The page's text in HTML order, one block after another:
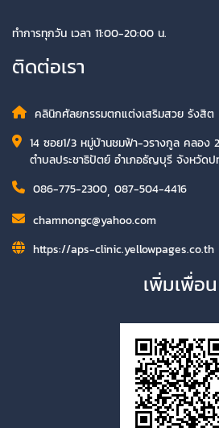
ทำการทุกวัน เวลา 11:00-20:00 น.
ติดต่อเรา
คลินิกศัลยกรรมตกแต่งเสริมสวย รังสิต
14 ซอย1/3 หมู่บ้านชมฟ้า-วรางกูล คลอง
ตำบลประชาธิปัตย์ อำเภอธัญบุรี จังหวัดป
086-775-2300, 087-504-4416
chamnongc@yahoo.com
https://aps-clinic.yellowpages.co.th
เพิ่มเพื่อน